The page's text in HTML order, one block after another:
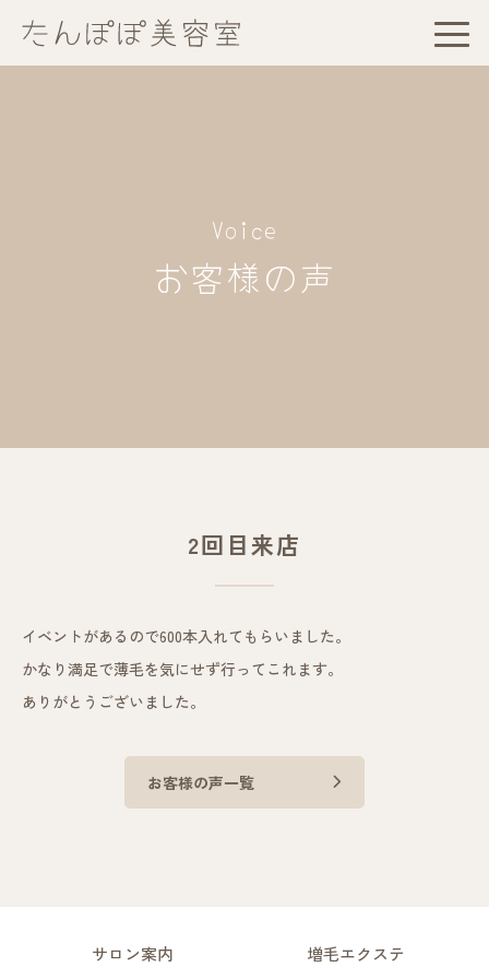
Voice
お客様の声
2回目来店
イベントがあるので600本入れてもらいました。
かなり満足で薄毛を気にせず行ってこれます。
ありがとうございました。
お客様の声一覧
サロン案内 増毛エクステ